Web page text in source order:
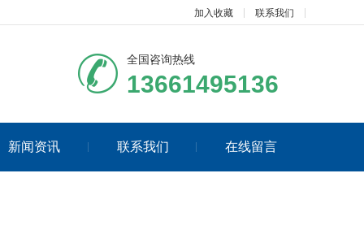
加入收藏 联系我们
全国咨询热线
13661495136
新闻资讯 联系我们 在线留言